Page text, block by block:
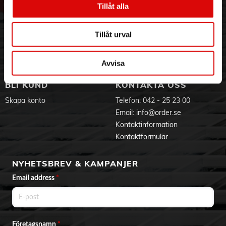
Tillåt alla
Tillåt urval
Avvisa
Visselblåsning
Aktuellt på Order
Ansökan om RMA
Godsefterlysning & Felleverans
Integritetspolicy
Om cookies
BLI KUND
Skapa konto
KONTAKTA OSS
Telefon: 042 - 25 23 00
Email: info@order.se
Kontaktinformation
Kontaktformulär
NYHETSBREV & KAMPANJER
Email address *
Företagsnamn *